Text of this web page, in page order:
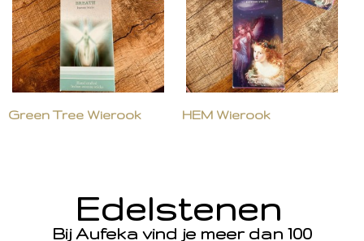
Green Tree Wierook HEM Wierook
Edelstenen
Bij Aufeka vind je meer dan 100